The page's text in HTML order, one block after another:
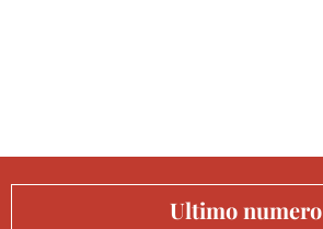
Ultimo numero